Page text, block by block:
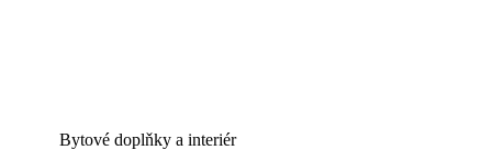
Bytové doplňky a interiér